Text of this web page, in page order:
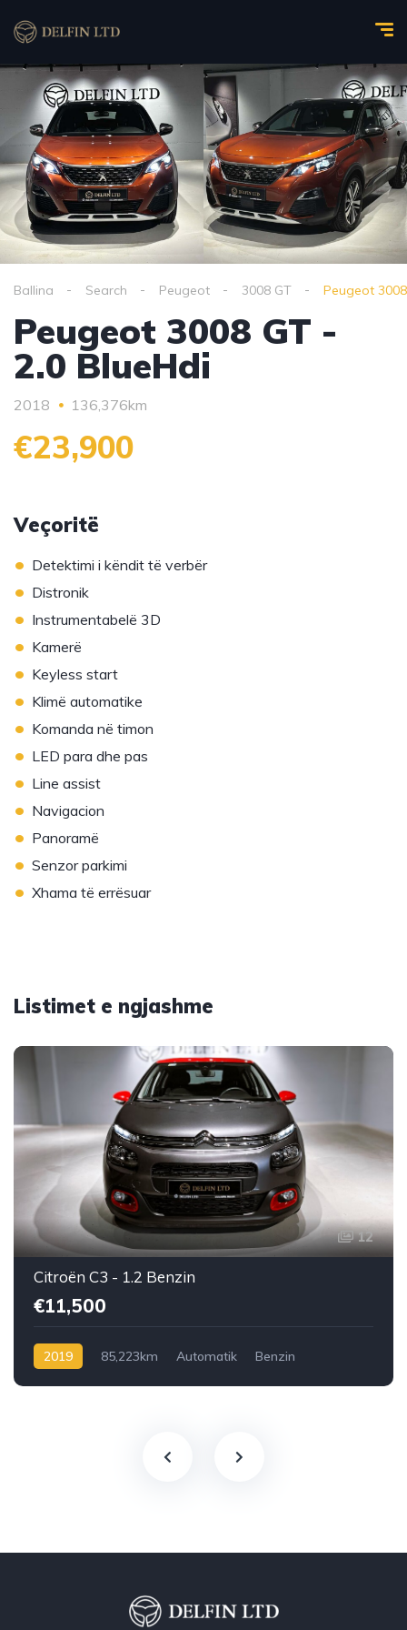
Ballina Search Peugeot 3008 GT Peugeot
Peugeot 3008 GT -
2.0 BlueHdi
2018 136,376km
€23,900
Veçoritë
• Detektimi i këndit të verbër
• Distronik
• Instrumentabelë 3D
• Kamerë
• Keyless start
• Klimë automatike
• Komanda në timon
• LED para dhe pas
• Line assist
• Navigacion
• Panoramë
• Senzor parkimi
• Xhama të errësuar
Listimet e ngjashme
12
Citroën C3 - 1.2 Benzin
€11,500
2019 85,223km Automatik Benzin